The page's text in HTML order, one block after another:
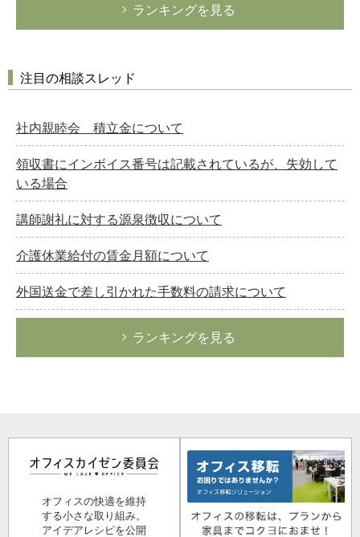
ランキングを見る
注目の相談スレッド
社内親睦会 積立金について
領収書にインボイス番号は記載されているが、失効して
いる場合
講師謝礼に対する源泉徴収について
介護休業給付の賃金月額について
外国送金で差し引かれた手数料の請求について
ランキングを見る
オフィスの快適を維持
する小さな取り組み。
アイデアレシピを公開